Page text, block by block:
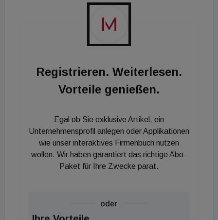
Autobahnkreuz A57 und A52 mit Nähe zum
Binnenhafen in Duisburg. Thorsten Kiel, Head of
European Logistics at Nuveen Real Estate: „Die
europaweite Nachfrage nach hochwertigen
wie vor groß. Unsere jüngste Akquisition in Kamp-
Lintfort profitiert von einer ausgezeichneten Lage in
Europas, die uns gleichzeitig den Zugang zu einer
sehr dicht besiedelten Region ermöglicht. Zudem
verfügt die Immobilie über einen starken Mieter mit
einer angesehenen Marke.“
Registrieren. Weiterlesen.
Vorteile genießen.
Egal ob Sie exklusive Artikel, ein
Unternehmensprofil anlegen oder Applikationen
wie unser interaktives Firmenbuch nutzen
wollen. Wir haben garantiert das richtige Abo-
Paket für Ihre Zwecke parat.
oder